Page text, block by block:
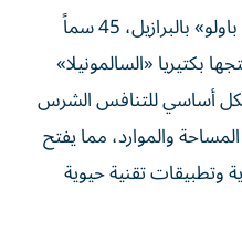
اكتشف باحثون في جامعة «ساو باولو» بالبرازيل، 45 سماً
بكتيريا «السالمونيلا»
أساسي للتنافس الشرس
والموارد، مما يفتح
وتطبيقات تقنية حيوية